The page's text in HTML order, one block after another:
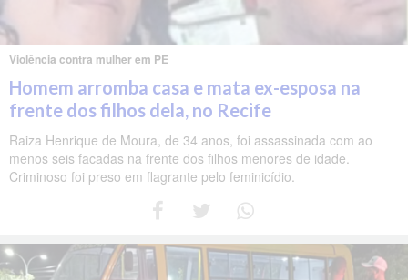
Violência contra mulher em PE
Homem arromba casa e mata ex-esposa na
frente dos filhos dela, no Recife
Raiza Henrique de Moura, de 34 anos, foi assassinada com ao
menos seis facadas na frente dos filhos menores de idade.
Criminoso foi preso em flagrante pelo feminicídio.